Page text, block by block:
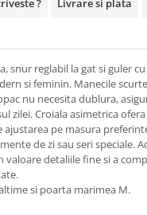
? Livrare si plata
snur reglabil la gat si guler
si feminin. Manecile
nu necesita dublura,
zilei. Croiala asimetrica
ajustarea pe masura
de zi sau seri speciale.
detaliile fine si a
si poarta marimea M.